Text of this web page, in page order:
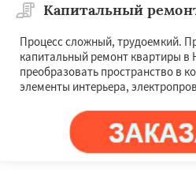
Капитальный
Процесс сложный, трудоемкий.
капитальный ремонт квартиры в
преобразовать пространство в
элементы интерьера,